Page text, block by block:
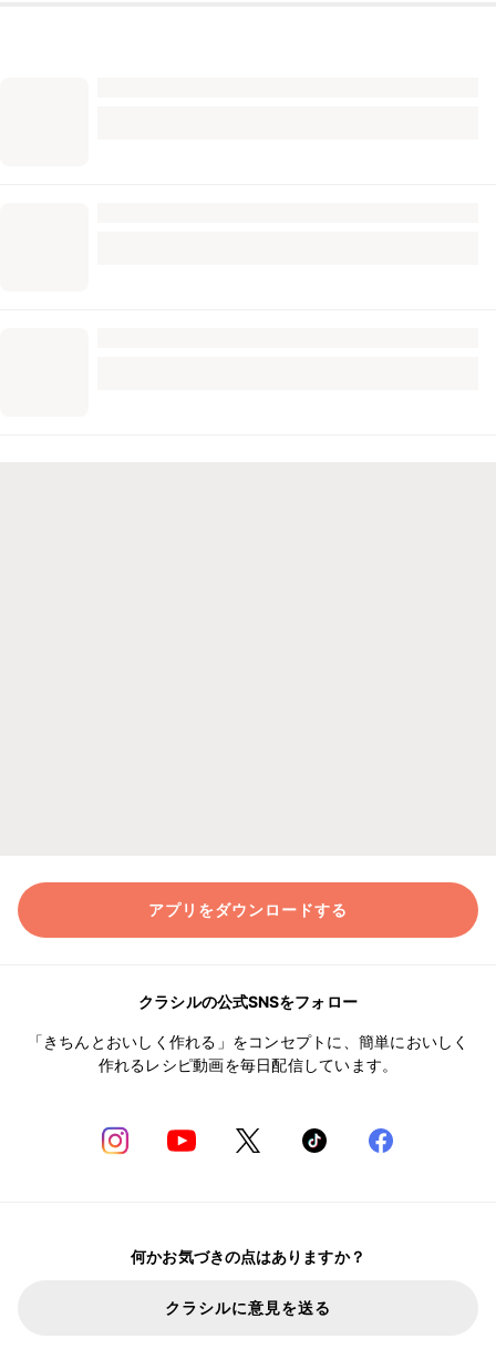
アプリをダウンロードする
クラシルの公式SNSをフォロー
「きちんとおいしく作れる」をコンセプトに、簡単においしく
作れるレシピ動画を毎日配信しています。
何かお気づきの点はありますか？
クラシルに意見を送る